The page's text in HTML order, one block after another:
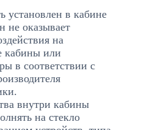
установлен в кабине
не оказывает
на
кабины или
в соответствии с
внутри кабины
на стекло